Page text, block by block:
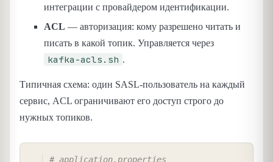
интеграции с провайдером идентификации.
ACL — авторизация: кому разрешено читать и
писать в какой топик. Управляется через
kafka-acls.sh .
Типичная схема: один SASL-пользователь на каждый
сервис, ACL ограничивают его доступ строго до
нужных топиков.
# application.properties